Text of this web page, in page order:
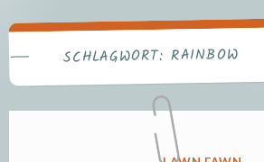
Tinkerswelt –
Freizeit und
SCHLAGWORT: RAINBOW